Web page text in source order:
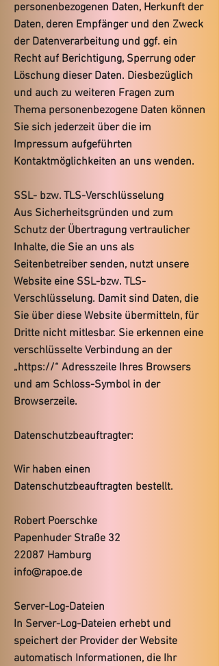
personenbezogenen Daten, Herkunft der
Daten, deren Empfänger und den Zweck
der Datenverarbeitung und ggf. ein
Recht auf Berichtigung, Sperrung oder
Löschung dieser Daten. Diesbezüglich
und auch zu weiteren Fragen zum
Thema personenbezogene Daten können
Sie sich jederzeit über die im
Impressum aufgeführten
Kontaktmöglichkeiten an uns wenden.
SSL- bzw. TLS-Verschlüsselung
Aus Sicherheitsgründen und zum
Schutz der Übertragung vertraulicher
Inhalte, die Sie an uns als
Seitenbetreiber senden, nutzt unsere
Website eine SSL-bzw. TLS-
Verschlüsselung. Damit sind Daten, die
Sie über diese Website übermitteln, für
Dritte nicht mitlesbar. Sie erkennen eine
verschlüsselte Verbindung an der
„https://“ Adresszeile Ihres Browsers
und am Schloss-Symbol in der
Browserzeile.
Datenschutzbeauftragter:
Wir haben einen
Datenschutzbeauftragten bestellt.
Robert Poerschke
Papenhuder Straße 32
22087 Hamburg
info@rapoe.de
Server-Log-Dateien
In Server-Log-Dateien erhebt und
speichert der Provider der Website
automatisch Informationen, die Ihr